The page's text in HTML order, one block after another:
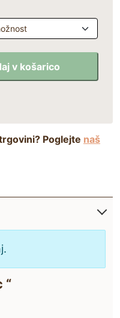
v košarico
Poglejte naš
“